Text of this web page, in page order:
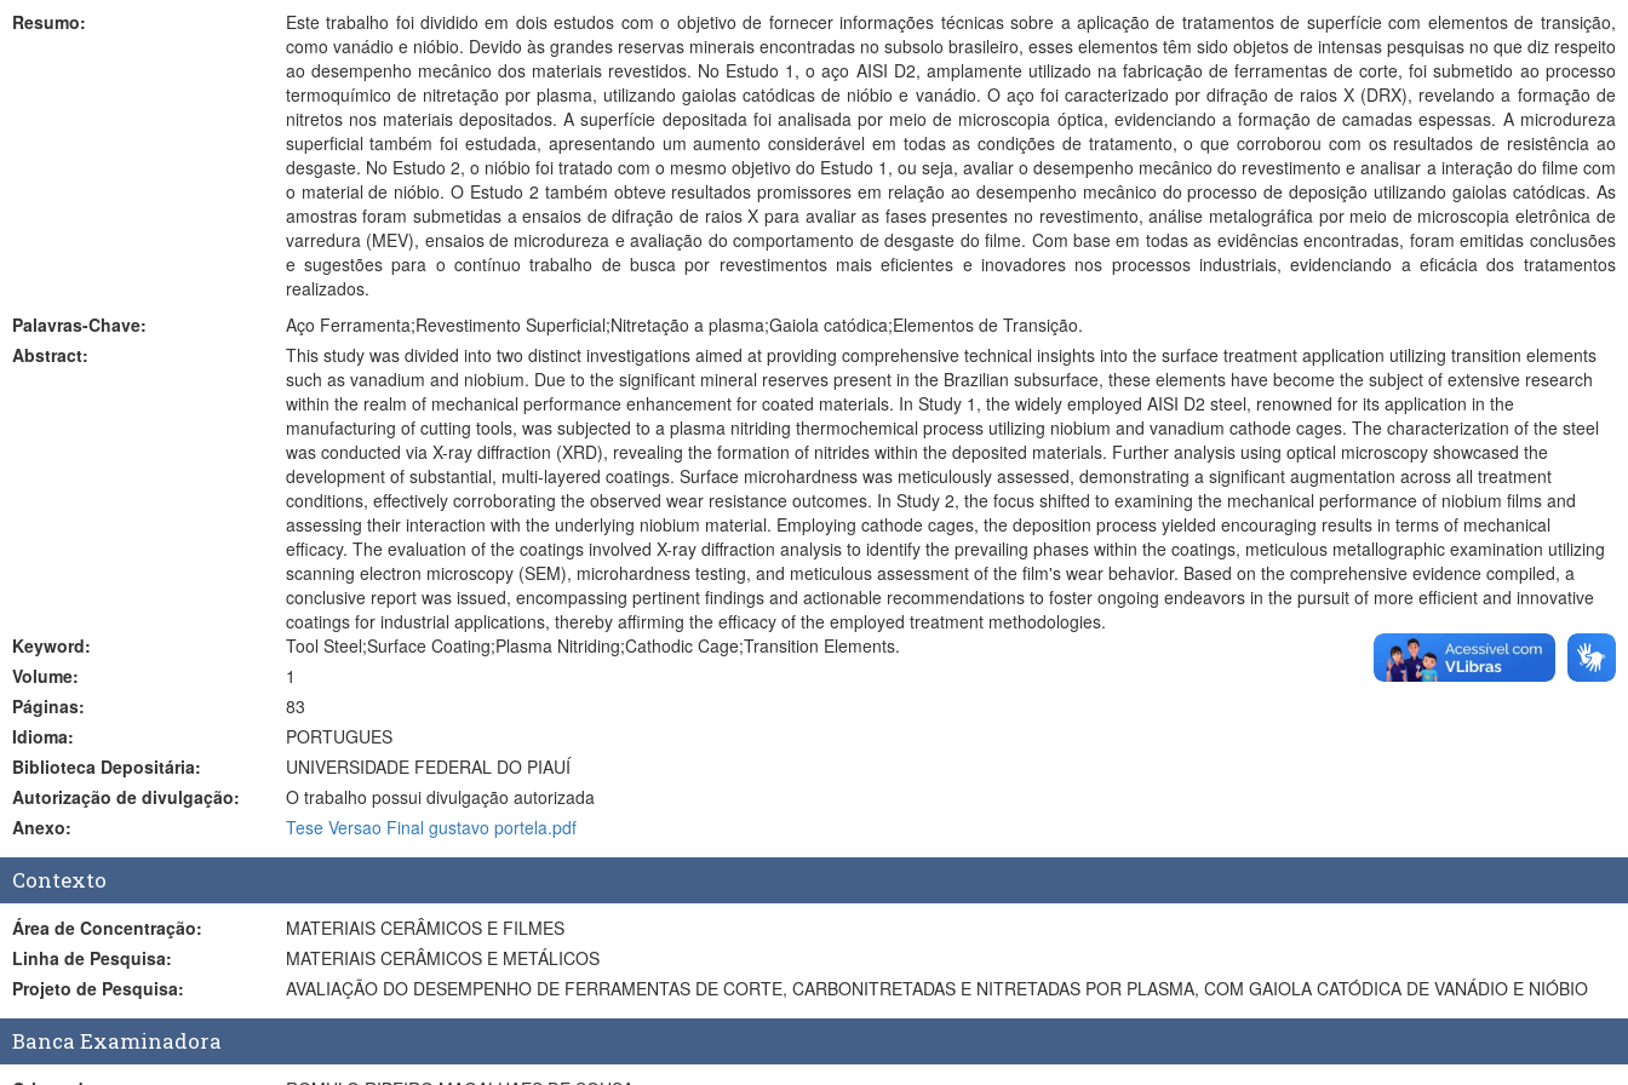
Resumo:
Este trabalho foi dividido em dois estudos com o objetivo de fornecer informações técnicas sobre a aplicação de tratamentos de superfície com elementos de transição,
como vanádio e nióbio. Devido às grandes reservas minerais encontradas no subsolo brasileiro, esses elementos têm sido objetos de intensas pesquisas no que diz respeito
ao desempenho mecânico dos materiais revestidos. No Estudo 1, o aço AISI D2, amplamente utilizado na fabricação de ferramentas de corte, foi submetido ao processo
termoquímico de nitretação por plasma, utilizando gaiolas catódicas de nióbio e vanádio. O aço foi caracterizado por difração de raios X (DRX), revelando a formação de
nitretos nos materiais depositados. A superfície depositada foi analisada por meio de microscopia óptica, evidenciando a formação de camadas espessas. A microdureza
superficial também foi estudada, apresentando um aumento considerável em todas as condições de tratamento, o que corroborou com os resultados de resistência ao
desgaste. No Estudo 2, o nióbio foi tratado com o mesmo objetivo do Estudo 1, ou seja, avaliar o desempenho mecânico do revestimento e analisar a interação do filme com
o material de nióbio. O Estudo 2 também obteve resultados promissores em relação ao desempenho mecânico do processo de deposição utilizando gaiolas catódicas. As
amostras foram submetidas a ensaios de difração de raios X para avaliar as fases presentes no revestimento, análise metalográfica por meio de microscopia eletrônica de
varredura (MEV), ensaios de microdureza e avaliação do comportamento de desgaste do filme. Com base em todas as evidências encontradas, foram emitidas conclusões
e sugestões para o contínuo trabalho de busca por revestimentos mais eficientes e inovadores nos processos industriais, evidenciando a eficácia dos tratamentos
realizados.
Palavras-Chave:
Aço Ferramenta;Revestimento Superficial;Nitretação a plasma;Gaiola catódica;Elementos de Transição.
Abstract:
This study was divided into two distinct investigations aimed at providing comprehensive technical insights into the surface treatment application utilizing transition elements
such as vanadium and niobium. Due to the significant mineral reserves present in the Brazilian subsurface, these elements have become the subject of extensive research
within the realm of mechanical performance enhancement for coated materials. In Study 1, the widely employed AISI D2 steel, renowned for its application in the
manufacturing of cutting tools, was subjected to a plasma nitriding thermochemical process utilizing niobium and vanadium cathode cages. The characterization of the steel
was conducted via X-ray diffraction (XRD), revealing the formation of nitrides within the deposited materials. Further analysis using optical microscopy showcased the
development of substantial, multi-layered coatings. Surface microhardness was meticulously assessed, demonstrating a significant augmentation across all treatment
conditions, effectively corroborating the observed wear resistance outcomes. In Study 2, the focus shifted to examining the mechanical performance of niobium films and
assessing their interaction with the underlying niobium material. Employing cathode cages, the deposition process yielded encouraging results in terms of mechanical
efficacy. The evaluation of the coatings involved X-ray diffraction analysis to identify the prevailing phases within the coatings, meticulous metallographic examination utilizing
scanning electron microscopy (SEM), microhardness testing, and meticulous assessment of the film's wear behavior. Based on the comprehensive evidence compiled, a
conclusive report was issued, encompassing pertinent findings and actionable recommendations to foster ongoing endeavors in the pursuit of more efficient and innovative
coatings for industrial applications, thereby affirming the efficacy of the employed treatment methodologies.
Keyword:
Tool Steel;Surface Coating;Plasma Nitriding;Cathodic Cage;Transition Elements.
Volume:
1
Páginas:
83
Idioma:
PORTUGUES
Biblioteca Depositária:
UNIVERSIDADE FEDERAL DO PIAUÍ
Autorização de divulgação:
O trabalho possui divulgação autorizada
Anexo:
Tese Versao Final gustavo portela.pdf
Contexto
Área de Concentração:
MATERIAIS CERÂMICOS E FILMES
Linha de Pesquisa:
MATERIAIS CERÂMICOS E METÁLICOS
Projeto de Pesquisa:
AVALIAÇÃO DO DESEMPENHO DE FERRAMENTAS DE CORTE, CARBONITRETADAS E NITRETADAS POR PLASMA, COM GAIOLA CATÓDICA DE VANÁDIO E NIÓBIO
Banca Examinadora